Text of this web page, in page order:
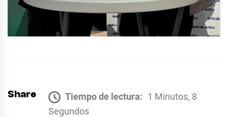
Share Tiempo de lectura: 1 Minutos, 8
Segundos